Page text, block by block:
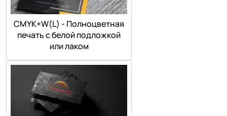
СMYK+W(L) - Полноцветная
печать с белой подложкой
или лаком